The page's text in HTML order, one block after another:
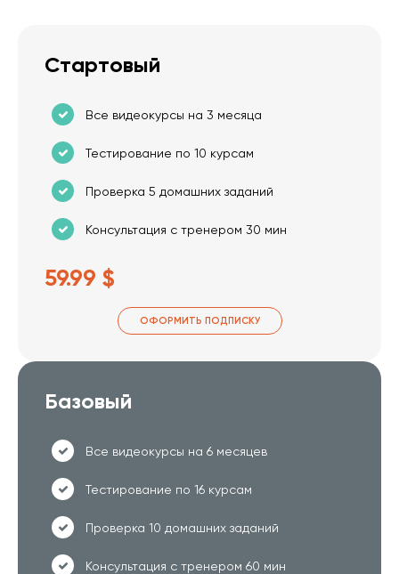
Стартовый
Все видеокурсы на 3 месяца
Тестирование по 10 курсам
Проверка 5 домашних заданий
Консультация с тренером 30 мин
59.99 $
ОФОРМИТЬ ПОДПИСКУ
Базовый
Все видеокурсы на 6 месяцев
Тестирование по 16 курсам
Проверка 10 домашних заданий
Консультация с тренером 60 мин